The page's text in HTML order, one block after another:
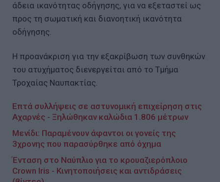
άδεια ικανότητας οδήγησης, για να εξεταστεί ως
προς τη σωματική και διανοητική ικανότητα
οδήγησης.
Η προανάκριση για την εξακρίβωση των συνθηκών
του ατυχήματος διενεργείται από το Τμήμα
Τροχαίας Ναυπακτίας.
Επτά συλλήψεις σε αστυνομική επιχείρηση στις
Αχαρνές - Ξηλώθηκαν καλώδια 1.806 μέτρων
Μενίδι: Παραμένουν άφαντοι οι γονείς της
3χρονης που παρασύρθηκε από όχημα
Ένταση στο Ναύπλιο για το κρουαζιερόπλοιο
Crown Iris - Κινητοποιήσεις και αντιδράσεις